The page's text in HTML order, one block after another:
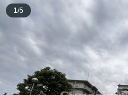
1 /5